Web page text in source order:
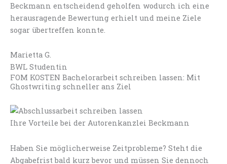
Beckmann entscheidend geholfen wodurch ich eine
herausragende Bewertung erhielt und meine Ziele
sogar übertreffen konnte.
Marietta G.
BWL Studentin
FOM KOSTEN Bachelorarbeit schreiben lassen: Mit
Ghostwriting schneller ans Ziel
Ihre Vorteile bei der Autorenkanzlei Beckmann
Haben Sie möglicherweise Zeitprobleme? Steht die
Abgabefrist bald kurz bevor und müssen Sie dennoch